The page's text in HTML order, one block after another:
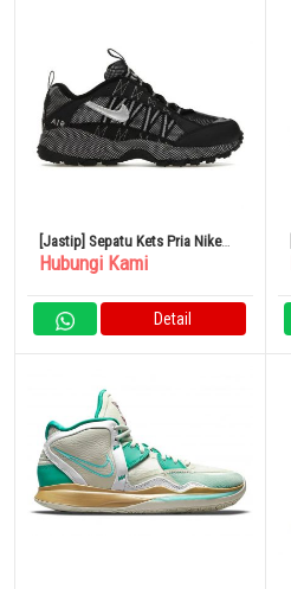
[Jastip] Sepatu Kets Pria Nike
Air Humara QS 31cm Hitam Perak
Hubungi Kami
Detail